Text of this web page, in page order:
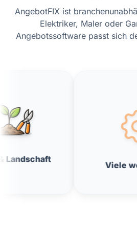
AngebotFIX ist
Elektriker, Maler oder
Angebotssoftware passt sich
Viele weitere...